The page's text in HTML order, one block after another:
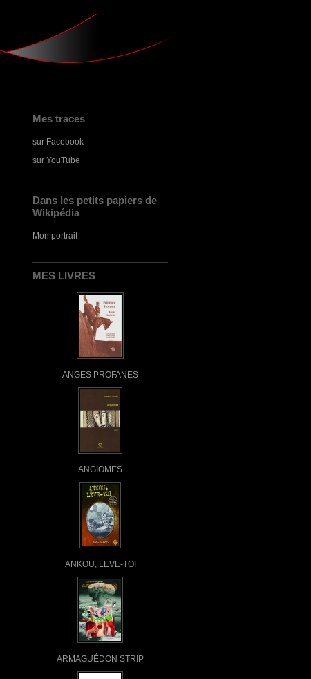
Mes traces
sur Facebook
sur YouTube
Dans les petits papiers de
Wikipédia
Mon portrait
MES LIVRES
ANGES PROFANES
ANGIOMES
ANKOU, LEVE-TOI
ARMAGUÉDON STRIP